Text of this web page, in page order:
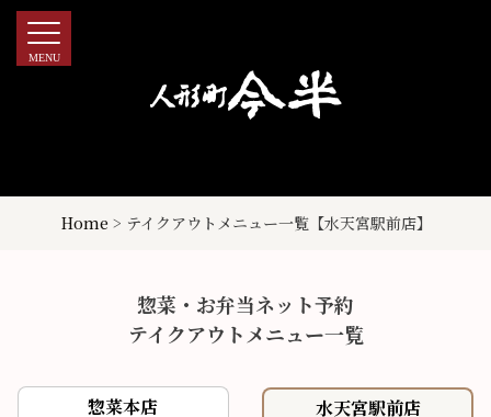
Skip
content
Home > テイクアウトメニュー一覧【水天宮駅前店】
惣菜・お弁当ネット予約
テイクアウトメニュー一覧
惣菜本店 水天宮駅前店